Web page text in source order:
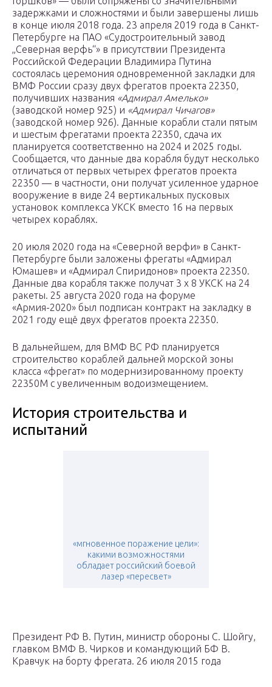
задержками и сложностями и были завершены лишь
в конце июля 2018 года. 23 апреля 2019 года в Санкт-
Петербурге на ПАО «Судостроительный завод
„Северная верфь“» в присутствии Президента
Российской Федерации Владимира Путина
состоялась церемония одновременной закладки для
ВМФ России сразу двух фрегатов проекта 22350,
получивших названия «Адмирал Амелько»
(заводской номер 925) и «Адмирал Чичагов»
(заводской номер 926). Данные корабли стали пятым
и шестым фрегатами проекта 22350, сдача их
планируется соответственно на 2024 и 2025 годы.
Сообщается, что данные два корабля будут несколько
отличаться от первых четырех фрегатов проекта
22350 — в частности, они получат усиленное ударное
вооружение в виде 24 вертикальных пусковых
установок комплекса УКСК вместо 16 на первых
четырех кораблях.
20 июля 2020 года на «Северной верфи» в Санкт-
Петербурге были заложены фрегаты «Адмирал
Юмашев» и «Адмирал Спиридонов» проекта 22350.
Данные два корабля также получат 3 х 8 УКСК на 24
ракеты. 25 августа 2020 года на форуме
«Армия-2020» был подписан контракт на закладку в
2021 году ещё двух фрегатов проекта 22350.
В дальнейшем, для ВМФ ВС РФ планируется
строительство кораблей дальней морской зоны
класса «фрегат» по модернизированному проекту
22350М с увеличенным водоизмещением.
История строительства и
испытаний
«мгновенное поражение цели»:
какими возможностями
обладает российский боевой
лазер «пересвет»
Президент РФ В. Путин, министр обороны С. Шойгу,
главком ВМФ В. Чирков и командующий БФ В.
Кравчук на борту фрегата. 26 июля 2015 года